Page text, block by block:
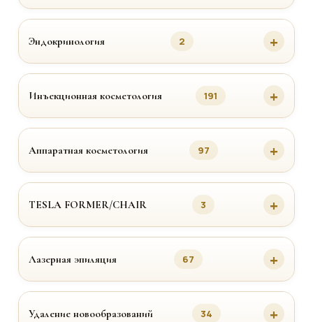
Эндокринология 2
Инъекционная косметология 191
Аппаратная косметология 97
TESLA FORMER/CHAIR 3
Лазерная эпиляция 67
Удаление новообразований 34